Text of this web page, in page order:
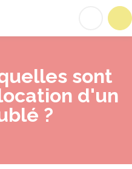
sont
d'un
?